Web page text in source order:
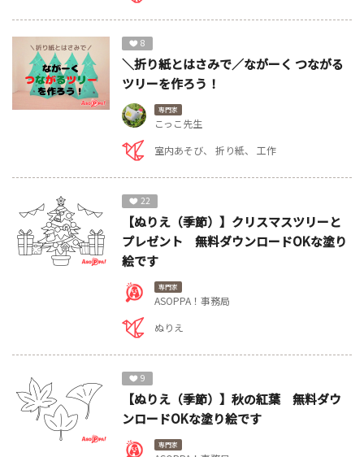
8
＼折り紙とはさみで／ながーく つながる
ツリーを作ろう！
専門家
こっこ先生
室内あそび
折り紙 工作
22
【ぬりえ（季節）】クリスマスツリーと
プレゼント 無料ダウンロードOKな塗り
絵です
専門家
ASOPPA！事務局
ぬりえ
9
【ぬりえ（季節）】秋の紅葉 無料ダウ
ンロードOKな塗り絵です
専門家